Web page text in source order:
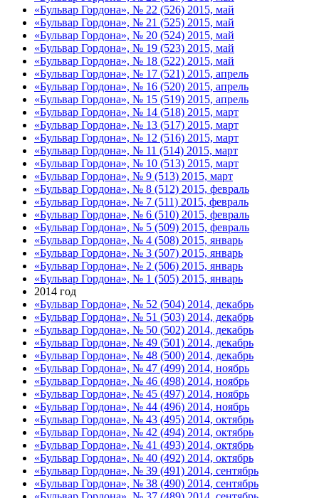
«Бульвар Гордона», № 22 (526) 2015, май
«Бульвар Гордона», № 21 (525) 2015, май
«Бульвар Гордона», № 20 (524) 2015, май
«Бульвар Гордона», № 19 (523) 2015, май
«Бульвар Гордона», № 18 (522) 2015, май
«Бульвар Гордона», № 17 (521) 2015, апрель
«Бульвар Гордона», № 16 (520) 2015, апрель
«Бульвар Гордона», № 15 (519) 2015, апрель
«Бульвар Гордона», № 14 (518) 2015, март
«Бульвар Гордона», № 13 (517) 2015, март
«Бульвар Гордона», № 12 (516) 2015, март
«Бульвар Гордона», № 11 (514) 2015, март
«Бульвар Гордона», № 10 (513) 2015, март
«Бульвар Гордона», № 9 (513) 2015, март
«Бульвар Гордона», № 8 (512) 2015, февраль
«Бульвар Гордона», № 7 (511) 2015, февраль
«Бульвар Гордона», № 6 (510) 2015, февраль
«Бульвар Гордона», № 5 (509) 2015, февраль
«Бульвар Гордона», № 4 (508) 2015, январь
«Бульвар Гордона», № 3 (507) 2015, январь
«Бульвар Гордона», № 2 (506) 2015, январь
«Бульвар Гордона», № 1 (505) 2015, январь
2014 год
«Бульвар Гордона», № 52 (504) 2014, декабрь
«Бульвар Гордона», № 51 (503) 2014, декабрь
«Бульвар Гордона», № 50 (502) 2014, декабрь
«Бульвар Гордона», № 49 (501) 2014, декабрь
«Бульвар Гордона», № 48 (500) 2014, декабрь
«Бульвар Гордона», № 47 (499) 2014, ноябрь
«Бульвар Гордона», № 46 (498) 2014, ноябрь
«Бульвар Гордона», № 45 (497) 2014, ноябрь
«Бульвар Гордона», № 44 (496) 2014, ноябрь
«Бульвар Гордона», № 43 (495) 2014, октябрь
«Бульвар Гордона», № 42 (494) 2014, октябрь
«Бульвар Гордона», № 41 (493) 2014, октябрь
«Бульвар Гордона», № 40 (492) 2014, октябрь
«Бульвар Гордона», № 39 (491) 2014, сентябрь
«Бульвар Гордона», № 38 (490) 2014, сентябрь